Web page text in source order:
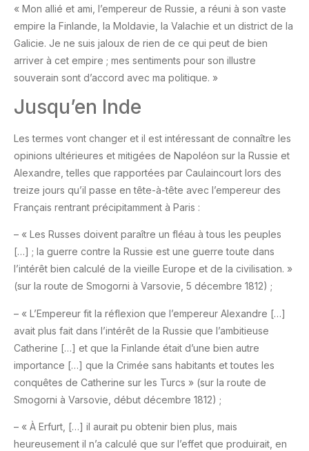
« Mon allié et ami, l’empereur de Russie, a réuni à son vaste
empire la Finlande, la Moldavie, la Valachie et un district de la
Galicie. Je ne suis jaloux de rien de ce qui peut de bien
arriver à cet empire ; mes sentiments pour son illustre
souverain sont d’accord avec ma politique. »
Jusqu’en Inde
Les termes vont changer et il est intéressant de connaître les
opinions ultérieures et mitigées de Napoléon sur la Russie et
Alexandre, telles que rapportées par Caulaincourt lors des
treize jours qu’il passe en tête-à-tête avec l’empereur des
Français rentrant précipitamment à Paris :
– « Les Russes doivent paraître un fléau à tous les peuples
[…] ; la guerre contre la Russie est une guerre toute dans
l’intérêt bien calculé de la vieille Europe et de la civilisation. »
(sur la route de Smogorni à Varsovie, 5 décembre 1812) ;
– « L’Empereur fit la réflexion que l’empereur Alexandre […]
avait plus fait dans l’intérêt de la Russie que l’ambitieuse
Catherine […] et que la Finlande était d’une bien autre
importance […] que la Crimée sans habitants et toutes les
conquêtes de Catherine sur les Turcs » (sur la route de
Smogorni à Varsovie, début décembre 1812) ;
– « À Erfurt, […] il aurait pu obtenir bien plus, mais
heureusement il n’a calculé que sur l’effet que produirait, en